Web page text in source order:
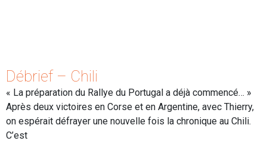
Débrief – Chili
« La préparation du Rallye du Portugal a déjà commencé… »
Après deux victoires en Corse et en Argentine, avec Thierry,
on espérait défrayer une nouvelle fois la chronique au Chili.
C’est